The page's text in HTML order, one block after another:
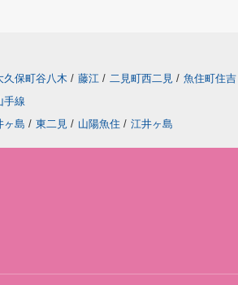
久保町谷八木 / 藤江 / 二見町西二見 / 魚住町住吉
手線
ヶ島 / 東二見 / 山陽魚住 / 江井ヶ島